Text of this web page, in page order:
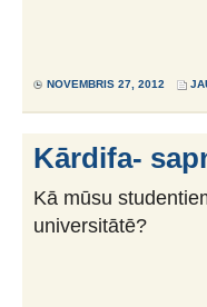
NOVEMBRIS 27, 2012
Kārdifa-
Kā mūsu
universitātē?